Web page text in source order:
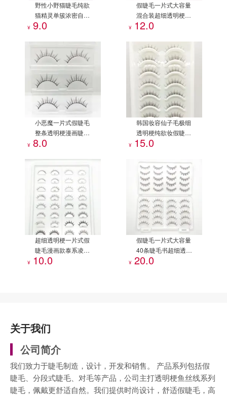
野性小野猫睫毛纯欲
猫精灵单簇浓密自然
分段式细梗猫耳假睫
¥ 9.0
假睫毛一片式大容量
混合装超细透明梗新
手自然漫画眼睫毛
¥ 12.0
小恶魔一片式假睫毛
整条透明梗漫画睫毛
素颜新手懒人假睫毛
¥ 8.0
韩国妆容仙子毛极细
透明梗纯欲妆假睫毛
一片式日常自然款睫
¥ 15.0
超细透明梗一片式假
睫毛漫画款泰系凌乱
款自然小恶魔假睫毛
¥ 10.0
假睫毛一片式大容量
40条睫毛书超细透明
梗漫画睫毛人气小恶
¥ 20.0
关于我们
公司简介
我们致力于睫毛制造，设计，开发和销售。 产品系列包括假
睫毛、分段式睫毛、对毛等产品，公司主打透明梗鱼丝线系列
睫毛，佩戴更舒适自然。我们提供时尚设计，舒适假睫毛，高